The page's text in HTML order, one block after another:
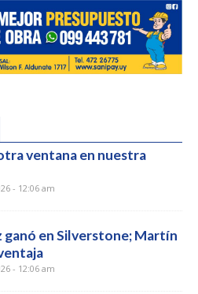
ventana en nuestra
- 12:06 am
ganó en Silverstone; Martín
- 12:06 am